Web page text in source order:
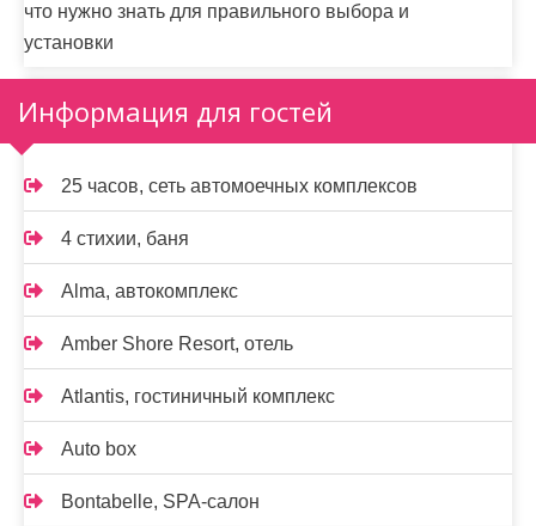
что нужно знать для правильного выбора и
установки
Информация для гостей
25 часов, сеть автомоечных комплексов
4 стихии, баня
Alma, автокомплекс
Amber Shore Resort, отель
Atlantis, гостиничный комплекс
Auto box
Bontabelle, SPA-салон